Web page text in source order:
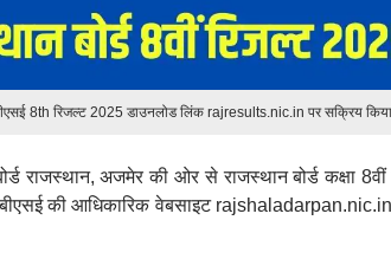
8th रिजल्ट 2025 डाउनलोड लिंक rajresults.nic.in पर सक्रिय किया
राजस्थान, अजमेर की ओर से राजस्थान बोर्ड कक्षा
आरबीएसई की आधिकारिक वेबसाइट